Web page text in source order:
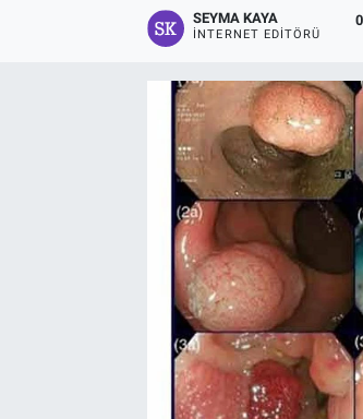
SEYMA KAYA
İNTERNET EDITÖRÜ
Son Dakika Haberleri